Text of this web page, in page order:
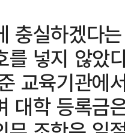
충실하겠다
를 넣지 않았
교육기관에
대학 등록금